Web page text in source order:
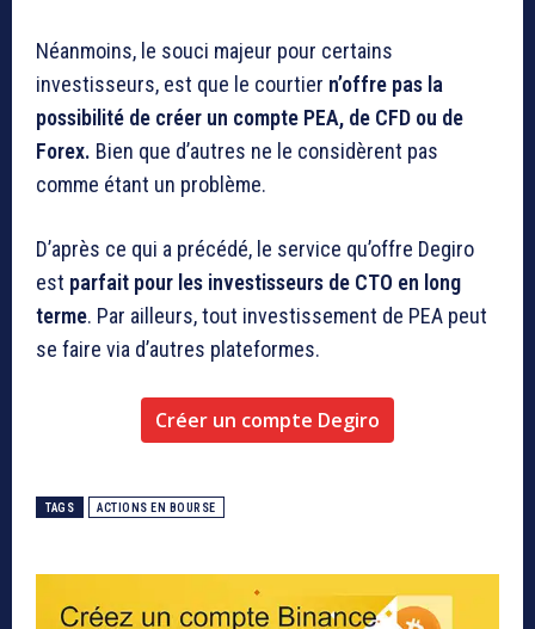
Néanmoins, le souci majeur pour certains
investisseurs, est que le courtier n’offre pas la
possibilité de créer un compte PEA, de CFD ou de
Forex. Bien que d’autres ne le considèrent pas
comme étant un problème.
D’après ce qui a précédé, le service qu’offre Degiro
est parfait pour les investisseurs de CTO en long
terme. Par ailleurs, tout investissement de PEA peut
se faire via d’autres plateformes.
Créer un compte Degiro
TAGS ACTIONS EN BOURSE